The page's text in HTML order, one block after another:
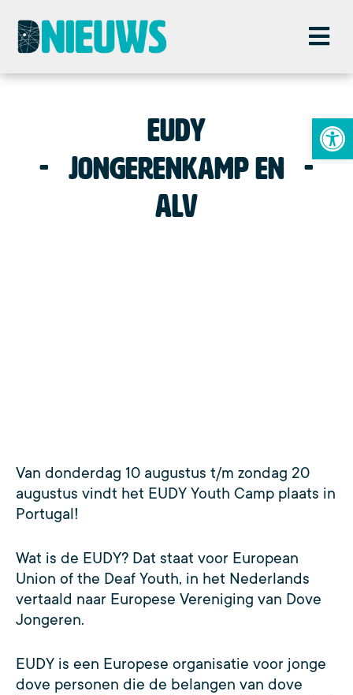
EUDY
Jongerenkamp en
ALV
Van donderdag 10 augustus t/m zondag 20
augustus vindt het EUDY Youth Camp plaats in
Portugal!
Wat is de EUDY? Dat staat voor European
Union of the Deaf Youth, in het Nederlands
vertaald naar Europese Vereniging van Dove
Jongeren.
EUDY is een Europese organisatie voor jonge
dove personen die de belangen van dove